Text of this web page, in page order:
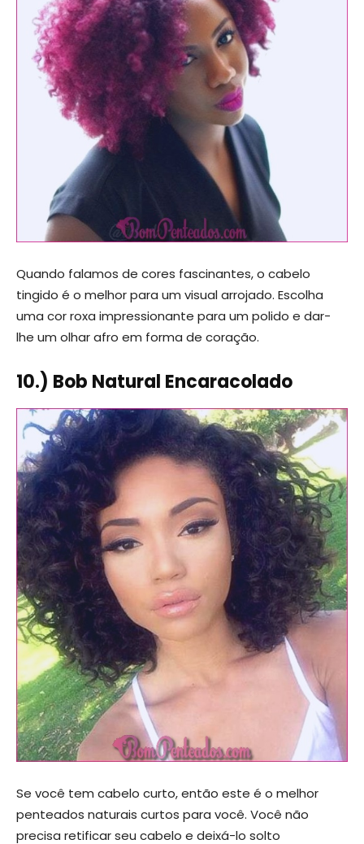
Quando falamos de cores fascinantes, o cabelo
tingido é o melhor para um visual arrojado. Escolha
uma cor roxa impressionante para um polido e dar-
lhe um olhar afro em forma de coração.
10.) Bob Natural Encaracolado
Se você tem cabelo curto, então este é o melhor
penteados naturais curtos para você. Você não
precisa retificar seu cabelo e deixá-lo solto